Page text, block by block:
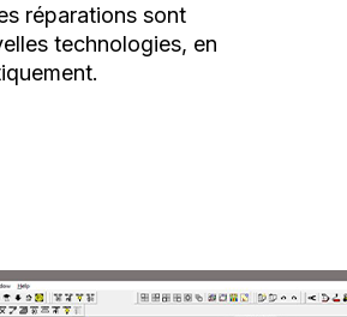
réparations sont
technologies, en